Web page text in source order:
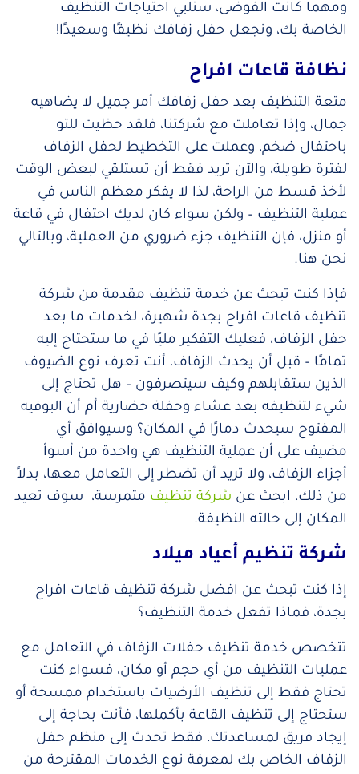
ومهما كانت الفوضى، سنلبي احتياجات التنظيف
الخاصة بك، ونجعل حفل زفافك نظيفًا وسعيدًا!
نظافة قاعات افراح
متعة التنظيف بعد حفل زفافك أمر جميل لا يضاهيه
جمال، وإذا تعاملت مع شركتنا، فلقد حظيت للتو
باحتفال ضخم، وعملت على التخطيط لحفل الزفاف
لفترة طويلة، والآن تريد فقط أن تستلقي لبعض الوقت
لأخذ قسط من الراحة، لذا لا يفكر معظم الناس في
عملية التنظيف – ولكن سواء كان لديك احتفال في قاعة
أو منزل، فإن التنظيف جزء ضروري من العملية، وبالتالي
نحن هنا.
فإذا كنت تبحث عن خدمة تنظيف مقدمة من شركة
تنظيف قاعات افراح بجدة شهيرة، لخدمات ما بعد
حفل الزفاف، فعليك التفكير مليًا في ما ستحتاج إليه
تمامًا – قبل أن يحدث الزفاف، أنت تعرف نوع الضيوف
الذين ستقابلهم وكيف سيتصرفون – هل تحتاج إلى
شيء لتنظيفه بعد عشاء وحفلة حضارية أم أن البوفيه
المفتوح سيحدث دمارًا في المكان؟ وسيوافق أي
مضيف على أن عملية التنظيف هي واحدة من أسوأ
أجزاء الزفاف، ولا تريد أن تضطر إلى التعامل معها، بدلاً
من ذلك، ابحث عن شركة تنظيف متمرسة، سوف تعيد
المكان إلى حالته النظيفة.
شركة تنظيم أعياد ميلاد
إذا كنت تبحث عن افضل شركة تنظيف قاعات افراح
بجدة، فماذا تفعل خدمة التنظيف؟
تتخصص خدمة تنظيف حفلات الزفاف في التعامل مع
عمليات التنظيف من أي حجم أو مكان، فسواء كنت
تحتاج فقط إلى تنظيف الأرضيات باستخدام ممسحة أو
ستحتاج إلى تنظيف القاعة بأكملها، فأنت بحاجة إلى
إيجاد فريق لمساعدتك، فقط تحدث إلى منظم حفل
الزفاف الخاص بك لمعرفة نوع الخدمات المقترحة من